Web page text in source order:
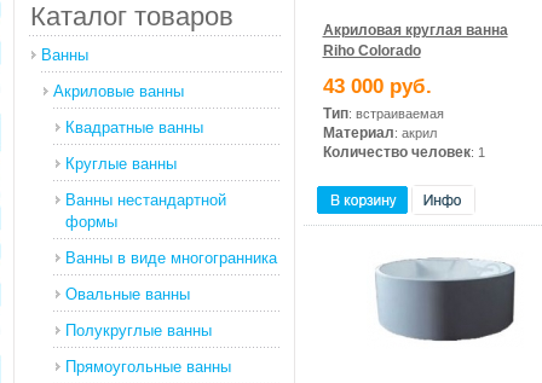
Каталог товаров
Ванны
Акриловые ванны
Квадратные ванны
Круглые ванны
Ванны нестандартной
формы
Ванны в виде многогранника
Овальные ванны
Полукруглые ванны
Прямоугольные ванны
Акриловая круглая ванна
Riho Colorado
43 000 руб.
Тип: встраиваемая
Материал: акрил
Количество человек: 1